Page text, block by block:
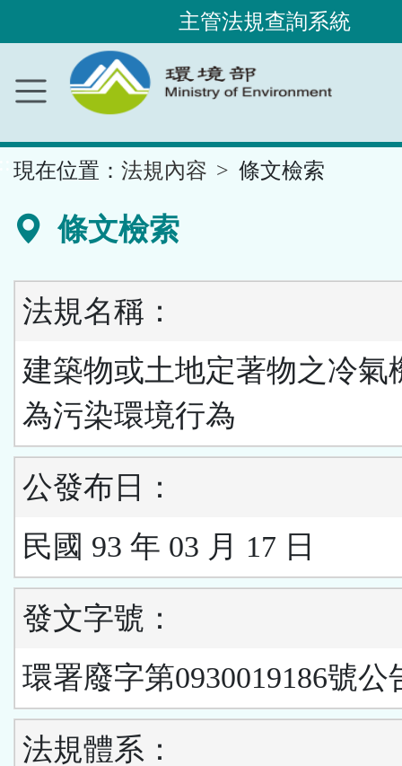
內
容
主管法規查詢系統
現在位置： 法規內容 條文檢索
條文檢索
法規名稱：
建築物或土地定著物之冷氣
為污染環境行為
公發布日：
民國 93 年 03 月 17 日
發文字號：
環署廢字第0930019186號公
法規體系：